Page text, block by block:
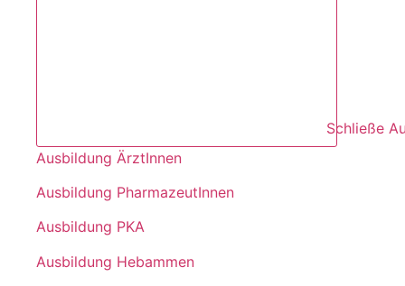
Schließe
Ausbildung ÄrztInnen
Ausbildung PharmazeutInnen
Ausbildung PKA
Ausbildung Hebammen